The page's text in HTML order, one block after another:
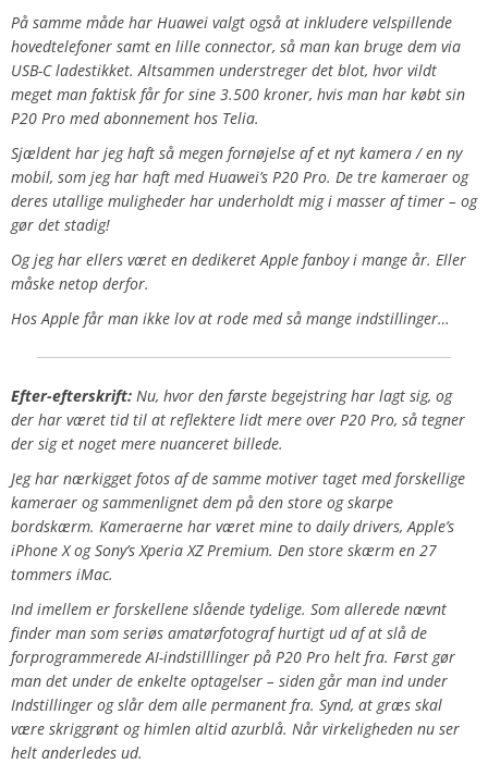
På samme måde har Huawei valgt også at inkludere velspillende
hovedtelefoner samt en lille connector, så man kan bruge dem via
USB-C ladestikket. Altsammen understreger det blot, hvor vildt
meget man faktisk får for sine 3.500 kroner, hvis man har købt sin
P20 Pro med abonnement hos Telia.
Sjældent har jeg haft så megen fornøjelse af et nyt kamera / en ny
mobil, som jeg har haft med Huawei’s P20 Pro. De tre kameraer og
deres utallige muligheder har underholdt mig i masser af timer – og
gør det stadig!
Og jeg har ellers været en dedikeret Apple fanboy i mange år. Eller
måske netop derfor.
Hos Apple får man ikke lov at rode med så mange indstillinger…
Efter-efterskrift: Nu, hvor den første begejstring har lagt sig, og
der har været tid til at reflektere lidt mere over P20 Pro, så tegner
der sig et noget mere nuanceret billede.
Jeg har nærkigget fotos af de samme motiver taget med forskellige
kameraer og sammenlignet dem på den store og skarpe
bordskærm. Kameraerne har været mine to daily drivers, Apple’s
iPhone X og Sony’s Xperia XZ Premium. Den store skærm en 27
tommers iMac.
Ind imellem er forskellene slående tydelige. Som allerede nævnt
finder man som seriøs amatørfotograf hurtigt ud af at slå de
forprogrammerede AI-indstilllinger på P20 Pro helt fra. Først gør
man det under de enkelte optagelser – siden går man ind under
Indstillinger og slår dem alle permanent fra. Synd, at græs skal
være skriggrønt og himlen altid azurblå. Når virkeligheden nu ser
helt anderledes ud.